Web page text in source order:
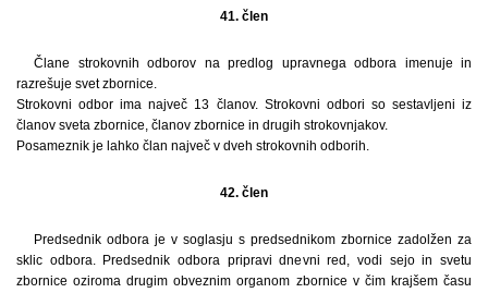
41. člen
Člane strokovnih odborov na predlog upravnega odbora imenuje in
razrešuje svet zbornice.
Strokovni odbor ima največ 13 članov. Strokovni odbori so sestavljeni iz
članov sveta zbornice, članov zbornice in drugih strokovnjakov.
Posameznik je lahko član največ v dveh strokovnih odborih.
42. člen
Predsednik odbora je v soglasju s predsednikom zbornice zadolžen za
sklic odbora. Predsednik odbora pripravi dnevni red, vodi sejo in svetu
zbornice oziroma drugim obveznim organom zbornice v čim krajšem času